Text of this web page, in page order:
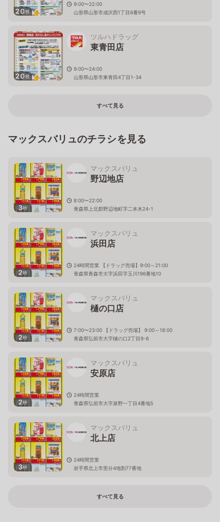
20枚
9:00〜22:00
山形県山形市成沢西1丁目6番9号
20枚
ツルハドラッグ
東青田店
9:00〜24:00
山形県山形市東青田4丁目1-34
すべて見る
マックスバリュのチラシを見る
3枚
マックスバリュ
野辺地店
8:00〜22:00
青森県上北郡野辺地町字二本木24-1
2枚
マックスバリュ
浜田店
24時間営業 【ドラッグ売場】9:00～21:00
青森県青森市大字浜田字玉川196番地10
2枚
マックスバリュ
樋の口店
7:00〜23:00 【ドラッグ売場】 9:00～18:00
青森県弘前市大字樋の口2丁目9-6
2枚
マックスバリュ
安原店
24時間営業
青森県弘前市大字泉野一丁目4番地5
3枚
マックスバリュ
北上店
24時間営業
岩手県北上市里分4地割77番地
すべて見る